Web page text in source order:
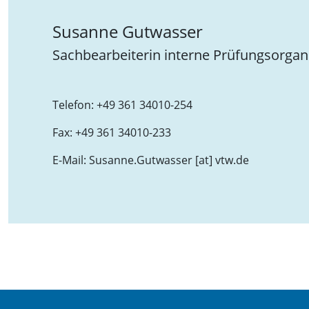
Susanne Gutwasser
Sachbearbeiterin interne
Telefon: +49 361 34010-254
Fax: +49 361 34010-233
E-Mail: Susanne.Gutwasser [at] vtw.de